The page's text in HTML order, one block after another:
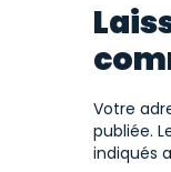
Votre
publiée.
indiqués